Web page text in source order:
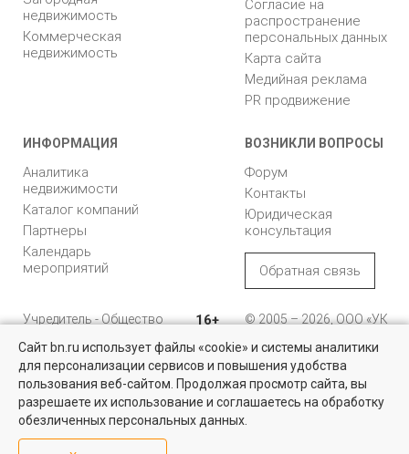
Найти квартиру - это просто!
Выбирайте среди 14 тысяч проверенных вариантов на вторичом
рынке жилья на портале BN.ru
недвижимость
Коммерческая
недвижимость
Согласие на
распространение
персональных данных
Карта сайта
Медийная реклама
PR продвижение
ИНФОРМАЦИЯ
Аналитика
недвижимости
Каталог компаний
Партнеры
Календарь
мероприятий
ВОЗНИКЛИ ВОПРОСЫ
Форум
Контакты
Юридическая
консультация
Обратная связь
Учредитель - Общество
ответственностью
"Управляющая
компания "Бюллетень
недвижимости"
16+
© 2005 – 2026, ООО «УК
196105, Санкт-
Петербург, пр. Юрия
Гагарина, 1
8 (812) 331-93-56
Сайт bn.ru использует файлы «cookie» и системы аналитики
для персонализации сервисов и повышения удобства
пользования веб-сайтом. Продолжая просмотр сайта, вы
разрешаете их использование и соглашаетесь на обработку
обезличенных персональных данных.